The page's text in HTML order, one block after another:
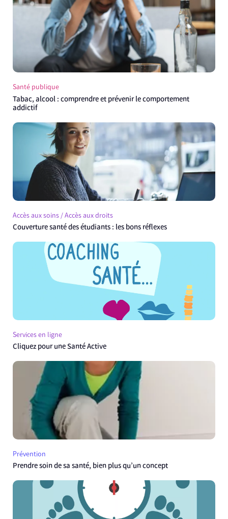
Santé publique
Tabac, alcool : comprendre et prévenir le comportement
addictif
Accès aux soins / Accès aux droits
Couverture santé des étudiants : les bons réflexes
Services en ligne
Cliquez pour une Santé Active
Prévention
Prendre soin de sa santé, bien plus qu’un concept